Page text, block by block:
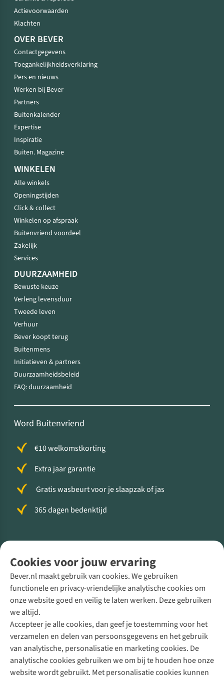
Cookies voor jouw ervaring
Bever.nl maakt gebruik van cookies. We gebruiken
functionele en privacy-vriendelijke analytische cookies om
onze website goed en veilig te laten werken. Deze gebruiken
we altijd.
Accepteer je alle cookies, dan geef je toestemming voor het
verzamelen en delen van persoonsgegevens en het gebruik
van analytische, personalisatie en marketing cookies. De
analytische cookies gebruiken we om bij te houden hoe onze
website wordt gebruikt. Met personalisatie cookies kunnen
Actievoorwaarden
Klachten
OVER BEVER
Contactgegevens
Toegankelijkheidsverklaring
Pers en nieuws
Werken bij Bever
Partners
Buitenkalender
Expertise
Inspiratie
Buiten. Magazine
WINKELEN
Alle winkels
Openingstijden
Click & collect
Winkelen op afspraak
Buitenvriend voordeel
Zakelijk
Services
DUURZAAMHEID
Bewuste keuze
Verleng levensduur
Tweede leven
Verhuur
Bever koopt terug
Buitenmens
Initiatieven & partners
Duurzaamheidsbeleid
FAQ: duurzaamheid
Word Buitenvriend
€10 welkomstkorting
Extra jaar garantie
Gratis wasbeurt voor je slaapzak of jas
365 dagen bedenktijd
Direct advies van een Buitenexpert
+31 (0)85 888 50 88
+31 6 12 28 49 80
Contactformulier